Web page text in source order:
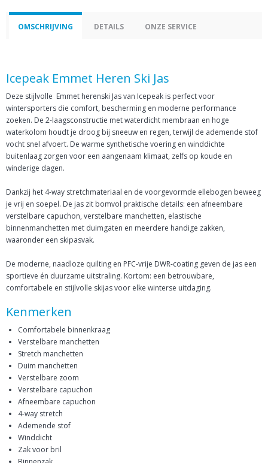
OMSCHRIJVING DETAILS ONZE SERVICE
Icepeak Emmet Heren Ski Jas
Deze stijlvolle Emmet herenski Jas van Icepeak is perfect voor
wintersporters die comfort, bescherming en moderne performance
zoeken. De 2-laagsconstructie met waterdicht membraan en hoge
waterkolom houdt je droog bij sneeuw en regen, terwijl de ademende stof
vocht snel afvoert. De warme synthetische voering en winddichte
buitenlaag zorgen voor een aangenaam klimaat, zelfs op koude en
winderige dagen.
Dankzij het 4-way stretchmateriaal en de voorgevormde ellebogen beweeg
je vrij en soepel. De jas zit bomvol praktische details: een afneembare
verstelbare capuchon, verstelbare manchetten, elastische
binnenmanchetten met duimgaten en meerdere handige zakken,
waaronder een skipasvak.
De moderne, naadloze quilting en PFC-vrije DWR-coating geven de jas een
sportieve én duurzame uitstraling. Kortom: een betrouwbare,
comfortabele en stijlvolle skijas voor elke winterse uitdaging.
Kenmerken
Comfortabele binnenkraag
Verstelbare manchetten
Stretch manchetten
Duim manchetten
Verstelbare zoom
Verstelbare capuchon
Afneembare capuchon
4-way stretch
Ademende stof
Winddicht
Zak voor bril